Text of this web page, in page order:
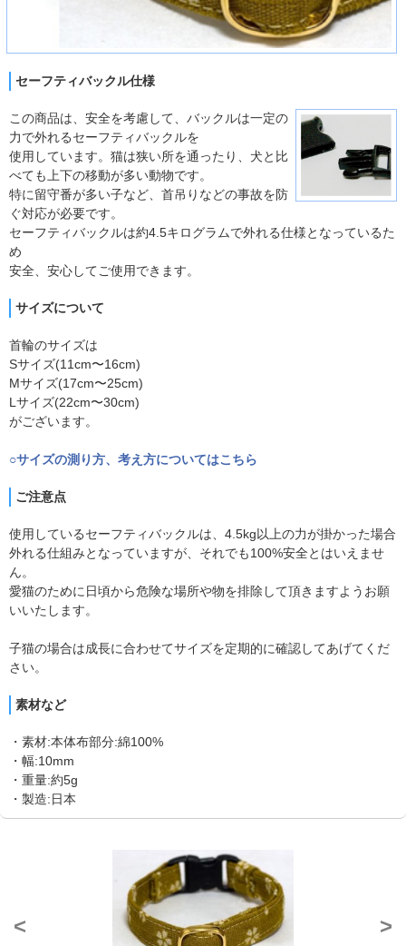
セーフティバックル仕様
この商品は、安全を考慮して、バックルは一定の
力で外れるセーフティバックルを
使用しています。猫は狭い所を通ったり、犬と比
べても上下の移動が多い動物です。
特に留守番が多い子など、首吊りなどの事故を防
ぐ対応が必要です。
セーフティバックルは約4.5キログラムで外れる仕様となっているた
め
安全、安心してご使用できます。
サイズについて
首輪のサイズは
Sサイズ(11cm〜16cm)
Mサイズ(17cm〜25cm)
Lサイズ(22cm〜30cm)
がございます。
○サイズの測り方、考え方についてはこちら
ご注意点
使用しているセーフティバックルは、4.5kg以上の力が掛かった場合
外れる仕組みとなっていますが、それでも100%安全とはいえませ
ん。
愛猫のために日頃から危険な場所や物を排除して頂きますようお願
いいたします。
子猫の場合は成長に合わせてサイズを定期的に確認してあげてくだ
さい。
素材など
・素材:本体布部分:綿100%
・幅:10mm
・重量:約5g
・製造:日本
< >